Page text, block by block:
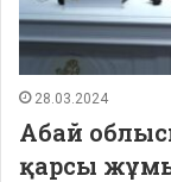
28.03.2024
Абай
қарсы